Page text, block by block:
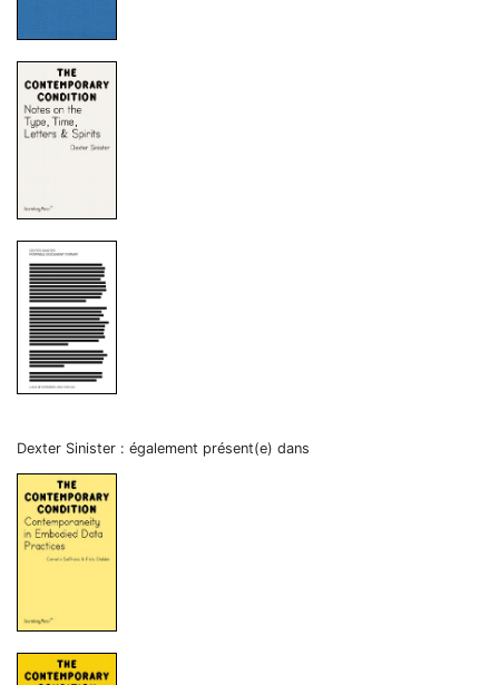
Dexter Sinister : également présent(e) dans